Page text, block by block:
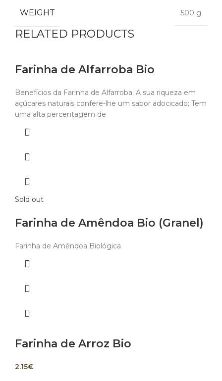
WEIGHT 500 g
RELATED PRODUCTS
Farinha de Alfarroba Bio
Benefícios da Farinha de Alfarroba: A sua riqueza em
açúcares naturais confere-lhe um sabor adocicado; Tem
uma alta percentagem de
Sold out
Farinha de Amêndoa Bio (Granel)
Farinha de Amêndoa Biológica
Farinha de Arroz Bio
2.15€